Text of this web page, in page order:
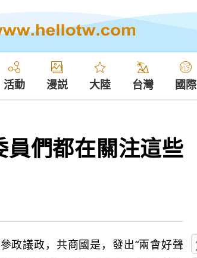
活動 漫説 大陸 台灣 國際
們都在關注這些
議政，共商國是，發出“兩會好聲